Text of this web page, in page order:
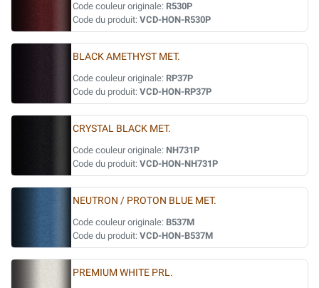
Code couleur originale: R530P
Code du produit: VCD-HON-R530P
BLACK AMETHYST MET.
Code couleur originale: RP37P
Code du produit: VCD-HON-RP37P
CRYSTAL BLACK MET.
Code couleur originale: NH731P
Code du produit: VCD-HON-NH731P
NEUTRON / PROTON BLUE MET.
Code couleur originale: B537M
Code du produit: VCD-HON-B537M
PREMIUM WHITE PRL.